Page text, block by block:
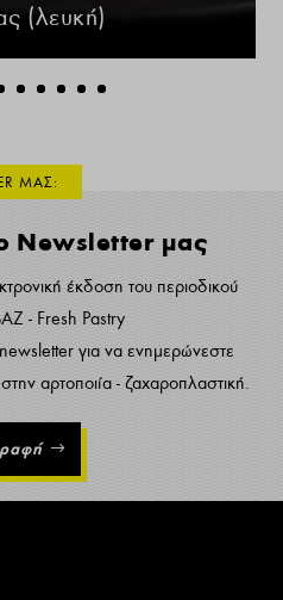
(λευκή)
ΜΑΣ:
Newsletter μας
έκδοση του περιοδικού
- Fresh Pastry
για να ενημερώνεστε
αρτοποιία - ζαχαροπλαστική.